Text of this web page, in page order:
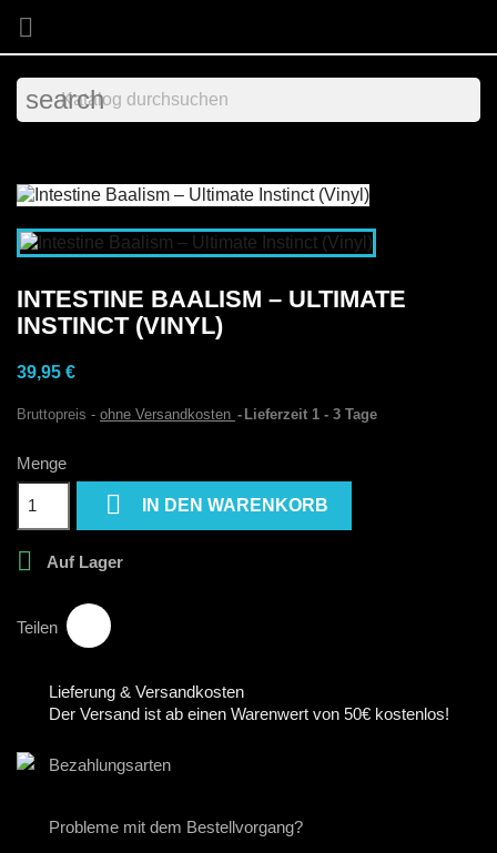

search
INTESTINE BAALISM – ULTIMATE
INSTINCT (VINYL)
39,95 €
Bruttopreis ohne Versandkosten Lieferzeit 1 - 3 Tage
Menge
 IN DEN WARENKORB
 Auf Lager
Teilen
Lieferung & Versandkosten
Der Versand ist ab einen Warenwert von 50€ kostenlos!
Bezahlungsarten
Probleme mit dem Bestellvorgang?